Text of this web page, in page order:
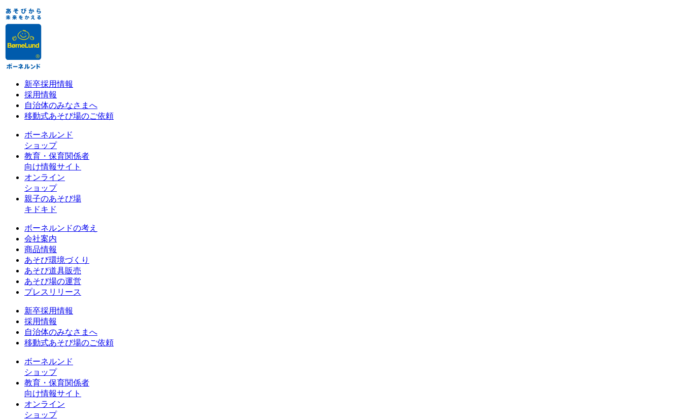
新卒採用情報
採用情報
自治体のみなさまへ
移動式あそび場のご依頼
ボーネルンド
ショップ
教育・保育関係者
向け情報サイト
オンライン
ショップ
親子のあそび場
キドキド
ボーネルンドの考え
会社案内
商品情報
あそび環境づくり
あそび道具販売
あそび場の運営
プレスリリース
新卒採用情報
採用情報
自治体のみなさまへ
移動式あそび場のご依頼
ボーネルンド
ショップ
教育・保育関係者
向け情報サイト
オンライン
ショップ